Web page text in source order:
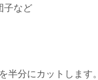
子など
半分にカットします。